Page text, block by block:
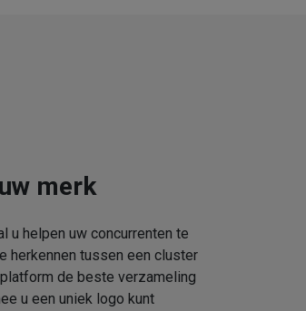
merk
u helpen uw concurrenten te
herkennen tussen een cluster
de beste verzameling
u een uniek logo kunt